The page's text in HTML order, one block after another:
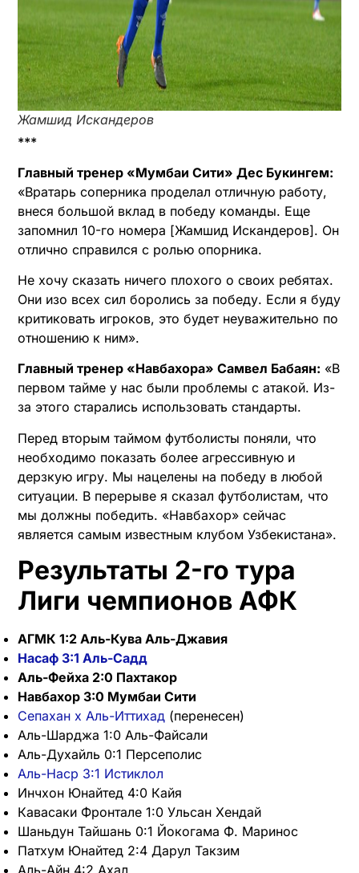
Жамшид Искандеров
***
Главный тренер «Мумбаи Сити» Дес Букингем:
«Вратарь соперника проделал отличную работу,
внеся большой вклад в победу команды. Еще
запомнил 10-го номера [Жамшид Искандеров]. Он
отлично справился с ролью опорника.
Не хочу сказать ничего плохого о своих ребятах.
Они изо всех сил боролись за победу. Если я буду
критиковать игроков, это будет неуважительно по
отношению к ним».
Главный тренер «Навбахора» Самвел Бабаян: «В
первом тайме у нас были проблемы с атакой. Из-
за этого старались использовать стандарты.
Перед вторым таймом футболисты поняли, что
необходимо показать более агрессивную и
дерзкую игру. Мы нацелены на победу в любой
ситуации. В перерыве я сказал футболистам, что
мы должны победить. «Навбахор» сейчас
является самым известным клубом Узбекистана».
Результаты 2-го тура
Лиги чемпионов АФК
АГМК 1:2 Аль-Кува Аль-Джавия
Насаф 3:1 Аль-Садд
Аль-Фейха 2:0 Пахтакор
Навбахор 3:0 Мумбаи Сити
Сепахан х Аль-Иттихад (перенесен)
Аль-Шарджа 1:0 Аль-Файсали
Аль-Духайль 0:1 Персеполис
Аль-Наср 3:1 Истиклол
Инчхон Юнайтед 4:0 Кайя
Кавасаки Фронтале 1:0 Ульсан Хендай
Шаньдун Тайшань 0:1 Йокогама Ф. Маринос
Патхум Юнайтед 2:4 Дарул Такзим